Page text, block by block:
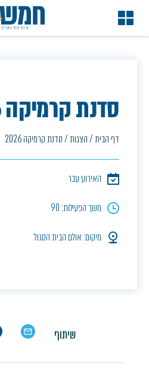
סדנת קרמיקה 2026
דף הבית/הצגות/סדנת קרמיקה 2026
האירוע עבר
משך הפעילות: 90
מיקום: אולם הבית הסגול
שיתוף